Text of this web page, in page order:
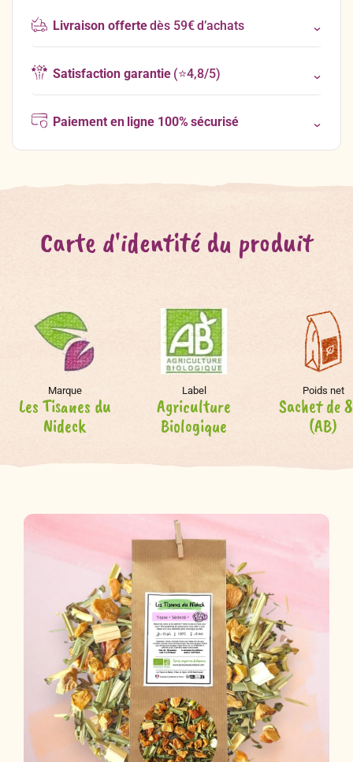
Livraison offertedès 59€ d’achats
Satisfaction garantie(⭐4,8/5)
Paiement en ligne 100% sécurisé
Carte d'identité du produit
Marque
Les Tisanes du
Nideck
Label
Agriculture
Biologique
Poids net
Sachet de
(AB)